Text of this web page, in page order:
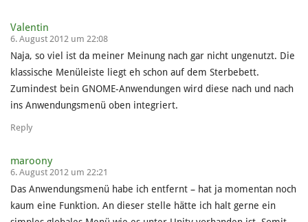
Valentin
6. August 2012 um 22:08
Naja, so viel ist da meiner Meinung nach gar nicht ungenutzt. Die
klassische Menüleiste liegt eh schon auf dem Sterbebett.
Zumindest bein GNOME-Anwendungen wird diese nach und nach
ins Anwendungsmenü oben integriert.
Reply
maroony
6. August 2012 um 22:21
Das Anwendungsmenü habe ich entfernt – hat ja momentan noch
kaum eine Funktion. An dieser stelle hätte ich halt gerne ein